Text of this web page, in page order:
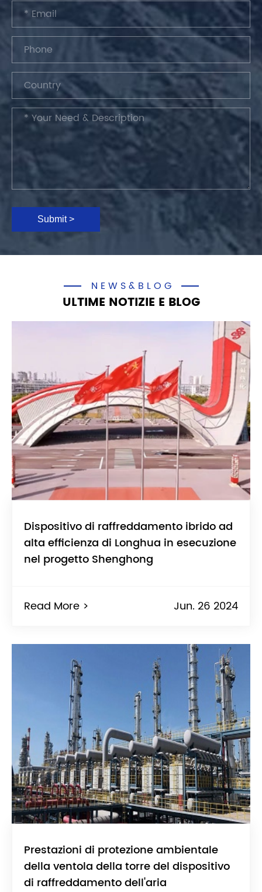
Submit >
NEWS&BLOG
ULTIME NOTIZIE E BLOG
Dispositivo di raffreddamento ibrido ad
alta efficienza di Longhua in esecuzione
nel progetto Shenghong
Read More > Jun. 26 2024
Prestazioni di protezione ambientale
della ventola della torre del dispositivo
di raffreddamento dell'aria